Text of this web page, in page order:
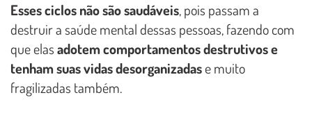
Esses ciclos não são saudáveis, pois passam a
destruir a saúde mental dessas pessoas, fazendo com
que elasadotem comportamentos destrutivos e
tenham suas vidas desorganizadase muito
fragilizadas também.